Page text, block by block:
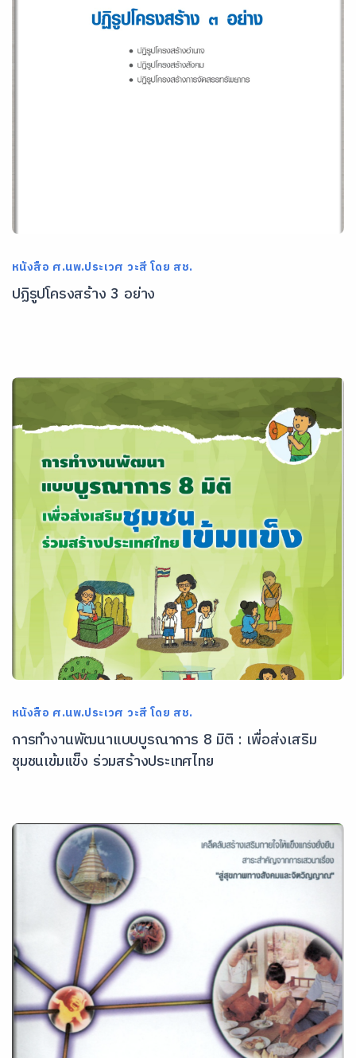
หนังสือ ศ.นพ.ประเวศ วะสี โดย สช.
ปฏิรูปโครงสร้าง 3 อย่าง
หนังสือ ศ.นพ.ประเวศ วะสี โดย สช.
การทำงานพัฒนาแบบบูรณาการ 8 มิติ : เพื่อส่งเสริม
ชุมชนเข้มแข็ง ร่วมสร้างประเทศไทย